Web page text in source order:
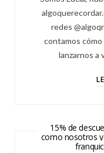
redes
contamos cómo
lanzarnos a
15% de
como nosotros